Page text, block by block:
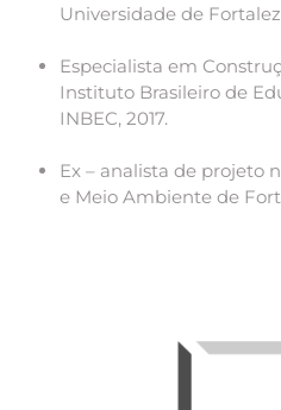
Universidade de
Especialista em
Instituto Brasileiro de
INBEC, 2017.
Ex – analista de projeto
e Meio Ambiente de